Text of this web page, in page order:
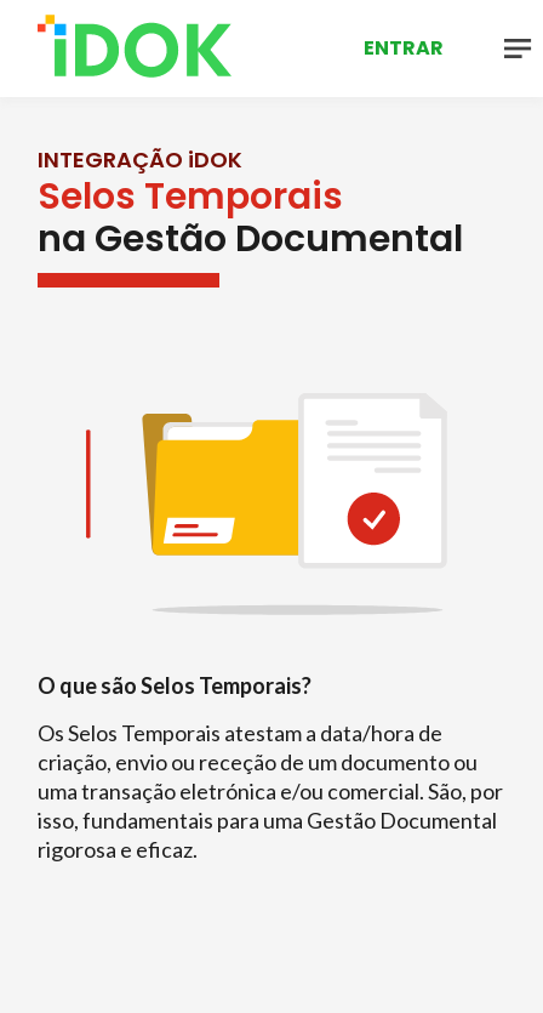
ENTRAR
INTEGRAÇÃO iDOK
Selos Temporais
na Gestão Documental
O que são Selos Temporais?
Os Selos Temporais atestam a data/hora de
criação, envio ou receção de um documento ou
uma transação eletrónica e/ou comercial. São, por
isso, fundamentais para uma Gestão Documental
rigorosa e eficaz.